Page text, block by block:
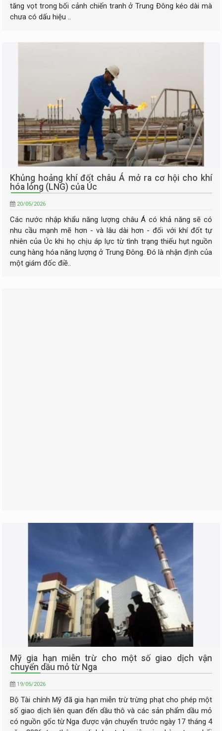
tăng vọt trong bối cảnh chiến tranh ở Trung Đông kéo dài mà
chưa có dấu hiệu ..
Khủng hoảng khí đốt châu Á mở ra cơ hội cho khí
hóa lỏng (LNG) của Úc
20/05/2026
Các nước nhập khẩu năng lượng châu Á có khả năng sẽ có
nhu cầu mạnh mẽ hơn - và lâu dài hơn - đối với khí đốt tự
nhiên của Úc khi họ chịu áp lực từ tình trạng thiếu hụt nguồn
cung hàng hóa năng lượng ở Trung Đông. Đó là nhận định của
một giám đốc điề..
Mỹ gia hạn miễn trừ cho một số giao dịch vận
chuyển dầu mỏ từ Nga
19/05/2026
Bộ Tài chính Mỹ đã gia hạn miễn trừ trừng phạt cho phép một
số giao dịch liên quan đến dầu thô và các sản phẩm dầu mỏ
có nguồn gốc từ Nga được vận chuyển trước ngày 17 tháng 4